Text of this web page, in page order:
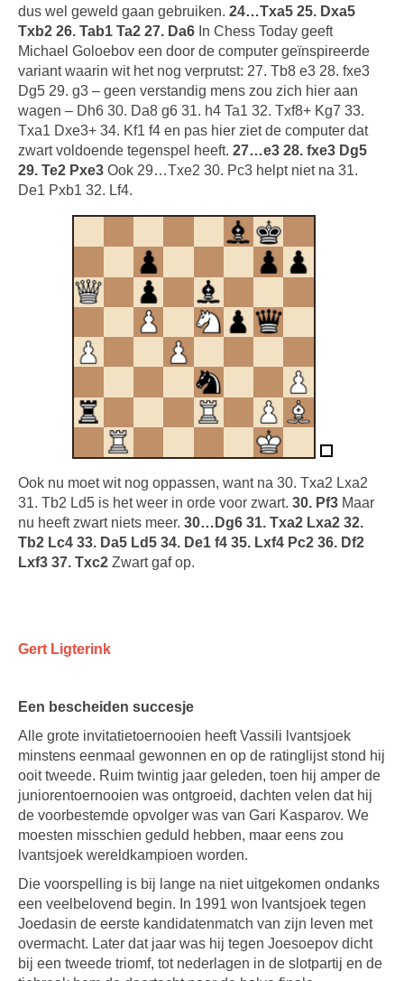
dus wel geweld gaan gebruiken. 24…Txa5 25. Dxa5
Txb2 26. Tab1 Ta2 27. Da6 In Chess Today geeft
Michael Goloebov een door de computer geïnspireerde
variant waarin wit het nog verprutst: 27. Tb8 e3 28. fxe3
Dg5 29. g3 – geen verstandig mens zou zich hier aan
wagen – Dh6 30. Da8 g6 31. h4 Ta1 32. Txf8+ Kg7 33.
Txa1 Dxe3+ 34. Kf1 f4 en pas hier ziet de computer dat
zwart voldoende tegenspel heeft. 27…e3 28. fxe3 Dg5
29. Te2 Pxe3 Ook 29…Txe2 30. Pc3 helpt niet na 31.
De1 Pxb1 32. Lf4.
Ook nu moet wit nog oppassen, want na 30. Txa2 Lxa2
31. Tb2 Ld5 is het weer in orde voor zwart. 30. Pf3 Maar
nu heeft zwart niets meer. 30…Dg6 31. Txa2 Lxa2 32.
Tb2 Lc4 33. Da5 Ld5 34. De1 f4 35. Lxf4 Pc2 36. Df2
Lxf3 37. Txc2 Zwart gaf op.
Gert Ligterink
Een bescheiden succesje
Alle grote invitatietoernooien heeft Vassili lvantsjoek
minstens eenmaal gewonnen en op de ratinglijst stond hij
ooit tweede. Ruim twintig jaar geleden, toen hij amper de
juniorentoernooien was ontgroeid, dachten velen dat hij
de voorbestemde opvolger was van Gari Kasparov. We
moesten misschien geduld hebben, maar eens zou
lvantsjoek wereldkampioen worden.
Die voorspelling is bij lange na niet uitgekomen ondanks
een veelbelovend begin. In 1991 won lvantsjoek tegen
Joedasin de eerste kandidatenmatch van zijn leven met
overmacht. Later dat jaar was hij tegen Joesoepov dicht
bij een tweede triomf, tot nederlagen in de slotpartij en de